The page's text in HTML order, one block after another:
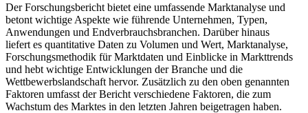
Der Forschungsbericht bietet eine umfassende Marktanalyse und
betont wichtige Aspekte wie führende Unternehmen, Typen,
Anwendungen und Endverbrauchsbranchen. Darüber hinaus
liefert es quantitative Daten zu Volumen und Wert, Marktanalyse,
Forschungsmethodik für Marktdaten und Einblicke in Markttrends
und hebt wichtige Entwicklungen der Branche und die
Wettbewerbslandschaft hervor. Zusätzlich zu den oben genannten
Faktoren umfasst der Bericht verschiedene Faktoren, die zum
Wachstum des Marktes in den letzten Jahren beigetragen haben.